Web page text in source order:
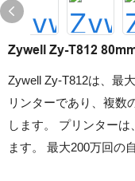
Zywell Zy-T812
Zywell Zy-T812は、最
リンターであり、複数
します。 プリンター
ます。 最大200万回の